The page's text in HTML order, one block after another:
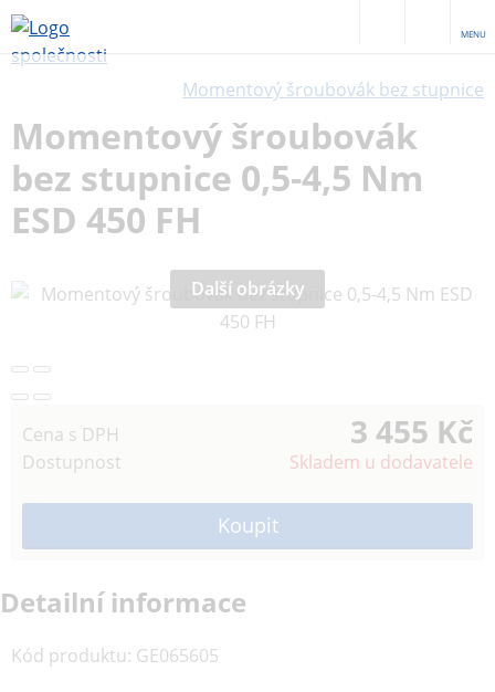
MENU
Momentový šroubovák bez stupnice
Momentový šroubovák
bez stupnice 0,5-4,5 Nm
ESD 450 FH
Další obrázky
Cena s DPH 3 455 Kč
Dostupnost Skladem u dodavatele
Detailní informace
Kód produktu: GE065605